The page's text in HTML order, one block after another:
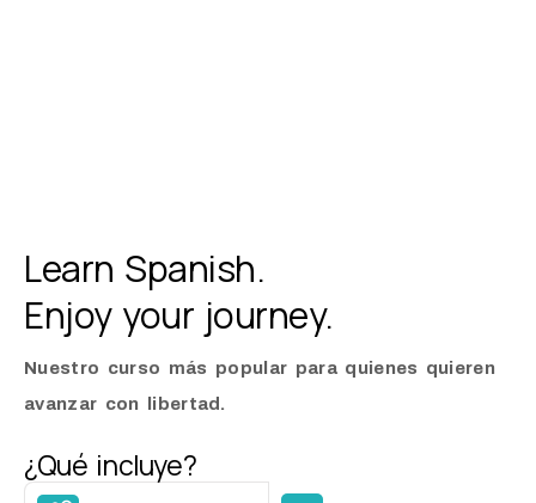
Learn Spanish.
Enjoy your journey.
Nuestro curso más popular para quienes quieren
avanzar con libertad.
¿Qué incluye?